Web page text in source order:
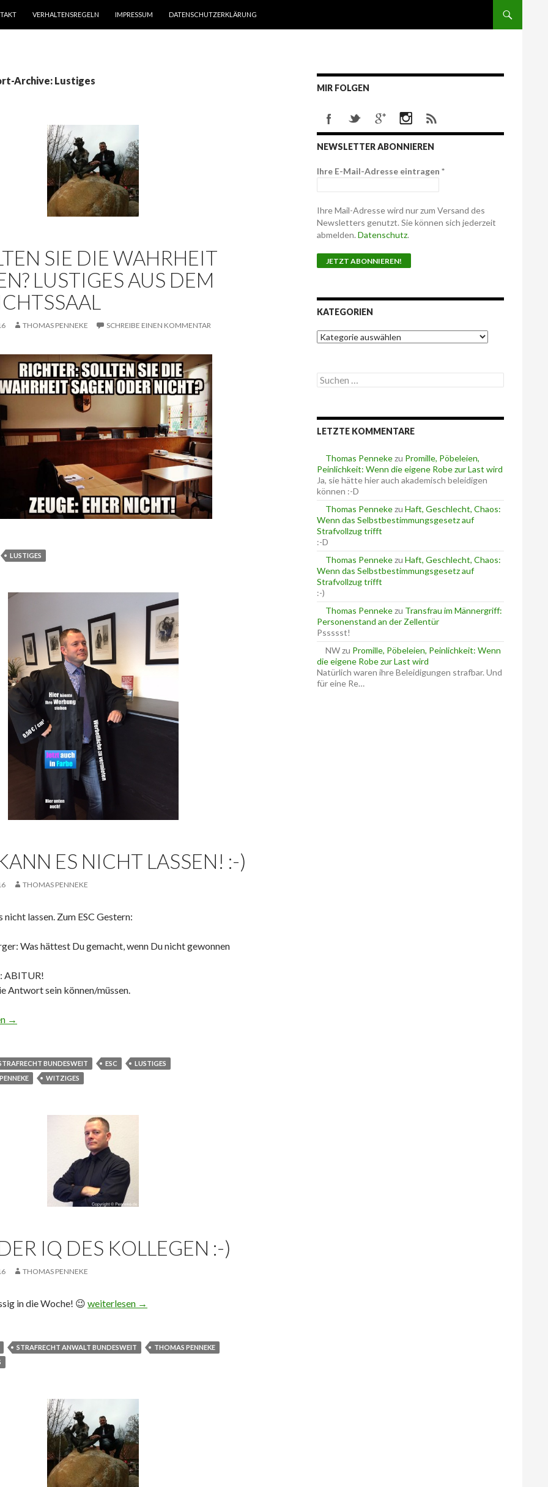
VERHALTENSREGELN IMPRESSUM DATENSCHUTZERKLÄRUNG
Archive: Lustiges
SIE DIE WAHRHEIT
LUSTIGES AUS DEM
THOMAS PENNEKE SCHREIBE EINEN KOMMENTAR
LUSTIGES
ES NICHT LASSEN! :-)
THOMAS PENNEKE
nicht lassen. Zum ESC Gestern:
Was hättest Du gemacht, wenn Du nicht gewonnen
ABITUR!
Antwort sein können/müssen.
nicht lassen! 🙂
→
BUNDESWEIT ESC
LUSTIGES
WITZIGES
IQ DES KOLLEGEN :-)
THOMAS PENNEKE
in die Woche! 😉 Tja, der IQ des Kollegen 🙂
weiterlesen →
STRAFRECHT ANWALT BUNDESWEIT
THOMAS PENNEKE
MIR FOLGEN
NEWSLETTER ABONNIEREN
Ihre E-Mail-Adresse eintragen *
Ihre Mail-Adresse wird nur zum Versand des
Newsletters genutzt. Sie können sich jederzeit
abmelden. Datenschutz.
KATEGORIEN
K
a
g
o
n
S
u
e
n
c
h
:
LETZTE KOMMENTARE
Thomas Pennekezu Promille, Pöbeleien,
Peinlichkeit: Wenn die eigene Robe zur Last wird
Ja, sie hätte hier auch akademisch beleidigen
können :-D
Thomas Pennekezu Haft, Geschlecht, Chaos:
Wenn das Selbstbestimmungsgesetz auf
Strafvollzug trifft
:-D
Thomas Pennekezu Haft, Geschlecht, Chaos:
Wenn das Selbstbestimmungsgesetz auf
Strafvollzug trifft
:-)
Thomas Pennekezu Transfrau im Männergriff:
Personenstand an der Zellentür
Pssssst!
NWzu Promille, Pöbeleien, Peinlichkeit: Wenn
die eigene Robe zur Last wird
Natürlich waren ihre Beleidigungen strafbar. Und
für eine Re…